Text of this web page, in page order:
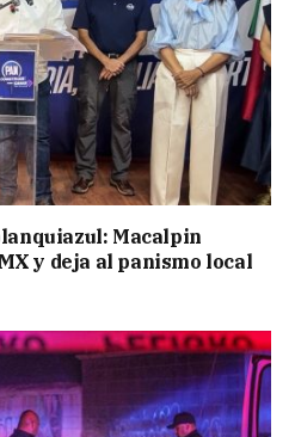
Macalpin
y deja al panismo local